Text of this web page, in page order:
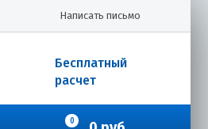
Написать письмо
Бесплатный
расчет
0